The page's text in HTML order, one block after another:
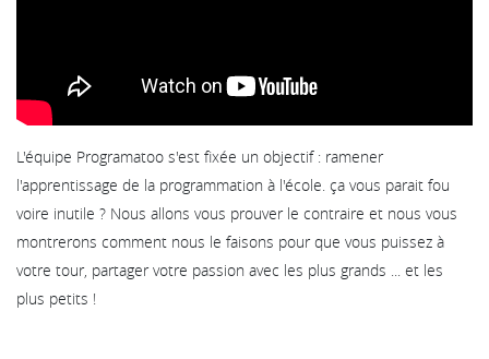
L'équipe Programatoo s'est fixée un objectif : ramener
l'apprentissage de la programmation à l'école. ça vous parait fou
voire inutile ? Nous allons vous prouver le contraire et nous vous
montrerons comment nous le faisons pour que vous puissez à
votre tour, partager votre passion avec les plus grands ... et les
plus petits !